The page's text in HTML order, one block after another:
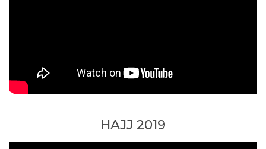
HAJJ 2019